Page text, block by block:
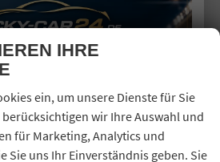
IHRE
ein, um unsere Dienste für Sie
wir Ihre Auswahl und
für Marketing, Analytics und
Sie uns Ihr Einverständnis geben. Sie